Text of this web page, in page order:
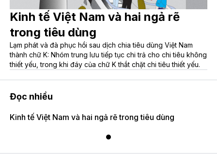
Kinh tế Việt Nam và hai ngả rẽ
trong tiêu dùng
Lạm phát và đà phục hồi sau dịch chia tiêu dùng Việt Nam
thành chữ K: Nhóm trung lưu tiếp tục chi trả cho chi tiêu không
thiết yếu, trong khi đáy của chữ K thắt chặt chi tiêu thiết yếu.
Đọc nhiều
Kinh tế Việt Nam và hai ngả rẽ trong tiêu dùng